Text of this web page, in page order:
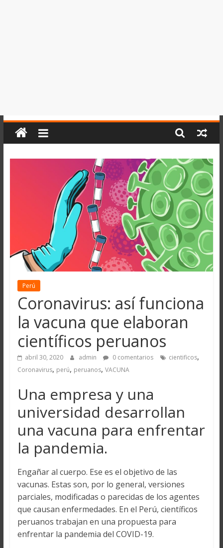
Perú
Coronavirus: así funciona
la vacuna que elaboran
científicos peruanos
abril 30, 2020 admin 0 comentarios cientificos,
Coronavirus, perú, peruanos, VACUNA
Una empresa y una
universidad desarrollan
una vacuna para enfrentar
la pandemia.
Engañar al cuerpo. Ese es el objetivo de las
vacunas. Estas son, por lo general, versiones
parciales, modificadas o parecidas de los agentes
que causan enfermedades. En el Perú, científicos
peruanos trabajan en una propuesta para
enfrentar la pandemia del COVID-19.